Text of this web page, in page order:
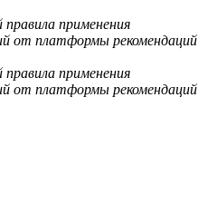
применения
от платформы рекомендаций
применения
от платформы рекомендаций